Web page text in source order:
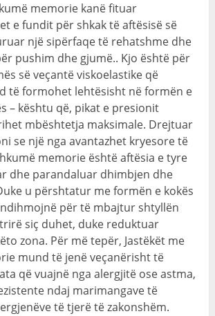
memorie kanë fituar
e fundit për shkak të aftësisë së
një sipërfaqe të rehatshme dhe
pushim dhe gjumë.. Kjo është për
së veçantë viskoelastike që
të formohet lehtësisht në formën e
– kështu që, pikat e presionit
mbështetja maksimale. Drejtuar
se një nga avantazhet kryesore të
memorie është aftësia e tyre
dhe parandaluar dhimbjen dhe
u përshtatur me formën e kokës
për të mbajtur shtyllën
siç duhet, duke reduktuar
zona. Për më tepër, Jastëkët me
mund të jenë veçanërisht të
që vuajnë nga alergjitë ose astma,
ndaj marimangave të
të tjerë të zakonshëm.